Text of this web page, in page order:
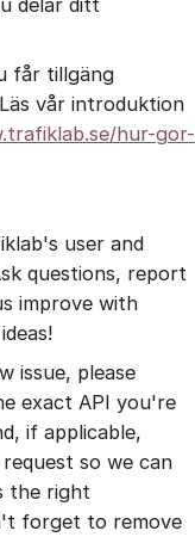
delar ditt
får tillgäng
vår introduktion
hur-gor-
user and
questions, report
improve with
issue, please
exact API you're
if applicable,
so we can
the right
forget to remove